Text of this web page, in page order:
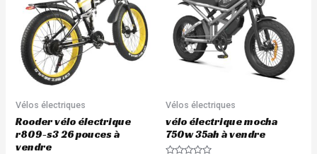
Vélos électriques
Rooder vélo électrique
r809-s3 26 pouces à
vendre
Vélos électriques
vélo électrique mocha
750w 35ah à vendre